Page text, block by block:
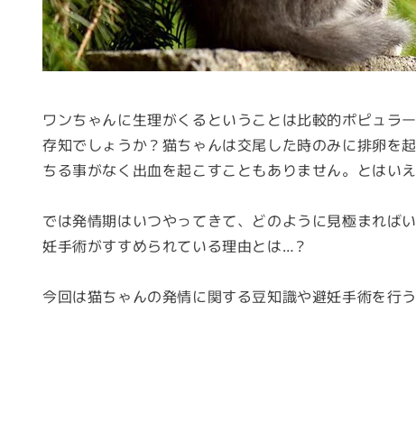
ワンちゃんに生理がくるということは比較的ポピュラ
存知でしょうか？猫ちゃんは交尾した時のみに排卵を
ちる事がなく出血を起こすこともありません。とはい
では発情期はいつやってきて、どのように見極まれば
妊手術がすすめられている理由とは…？
今回は猫ちゃんの発情に関する豆知識や避妊手術を行